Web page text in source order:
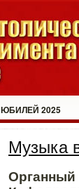
ЮБИЛЕЙ 2025
Музыка
Органный